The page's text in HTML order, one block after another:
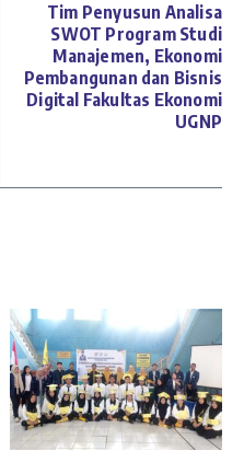
Tim Penyusun Analisa
SWOT Program Studi
Manajemen, Ekonomi
Pembangunan dan Bisnis
Digital Fakultas Ekonomi
UGNP